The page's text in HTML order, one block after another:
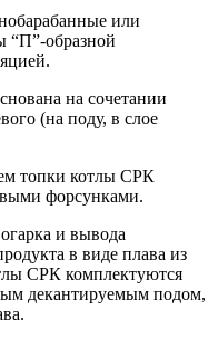
или
“П”-образной
на сочетании
(на поду, в слое
топки котлы СРК
форсунками.
и вывода
в виде плава из
СРК комплектуются
декантируемым подом,